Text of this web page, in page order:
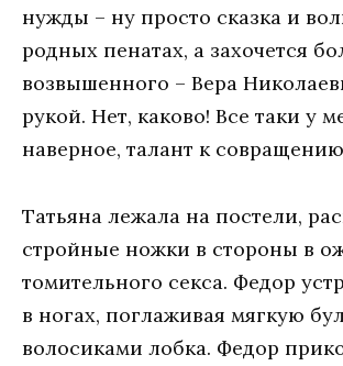
нужды – ну просто сказка и
родных пенатах, а захочется
возвышенного – Вера
рукой. Нет, каково! Все таки у
наверное, талант к
Татьяна лежала на постели,
стройные ножки в стороны в
томительного секса. Федор
в ногах, поглаживая мягкую
волосиками лобка. Федор